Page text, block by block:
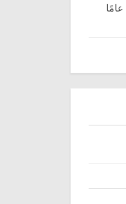
مديرية الصحة تدعم تحديد سن 16 عامًا